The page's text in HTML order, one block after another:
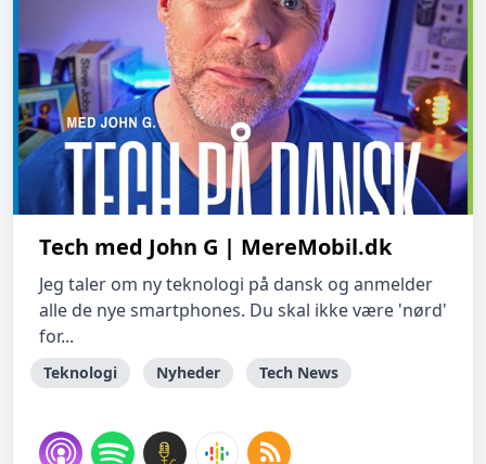
Tech med John G | MereMobil.dk
Jeg taler om ny teknologi på dansk og anmelder
alle de nye smartphones. Du skal ikke være 'nørd'
for...
Teknologi Nyheder Tech News